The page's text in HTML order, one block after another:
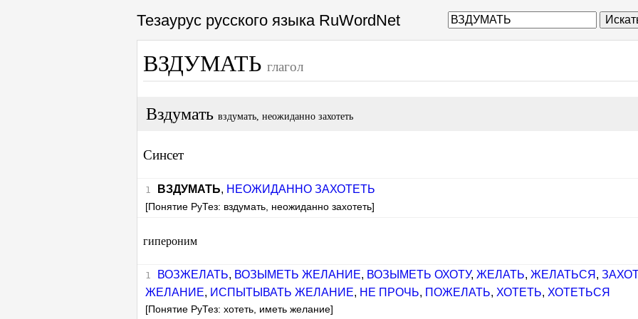
Тезаурус русского языка RuWordNet
ВЗДУМАТЬ глагол
Вздумать вздумать, неожиданно захотеть
Синсет
ВЗДУМАТЬ, НЕОЖИДАННО ЗАХОТЕТЬ
[Понятие РуТез: вздумать, неожиданно захотеть]
гипероним
ВОЗЖЕЛАТЬ, ВОЗЫМЕТЬ ЖЕЛАНИЕ, ВОЗЫМЕТЬ ОХОТУ, ЖЕЛАТЬ, ЖЕЛАТЬСЯ ,
ЖЕЛАНИЕ, ИСПЫТЫВАТЬ ЖЕЛАНИЕ, НЕ ПРОЧЬ, ПОЖЕЛАТЬ, ХОТЕТЬ, ХОТЕТЬСЯ
[Понятие РуТез: хотеть, иметь желание]